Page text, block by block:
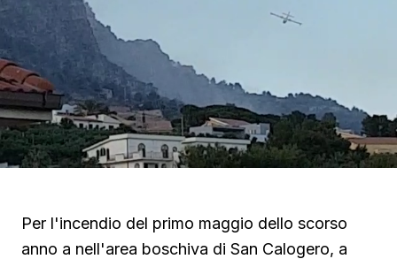
Per l'incendio del primo maggio dello scorso
anno a nell'area boschiva di San Calogero, a